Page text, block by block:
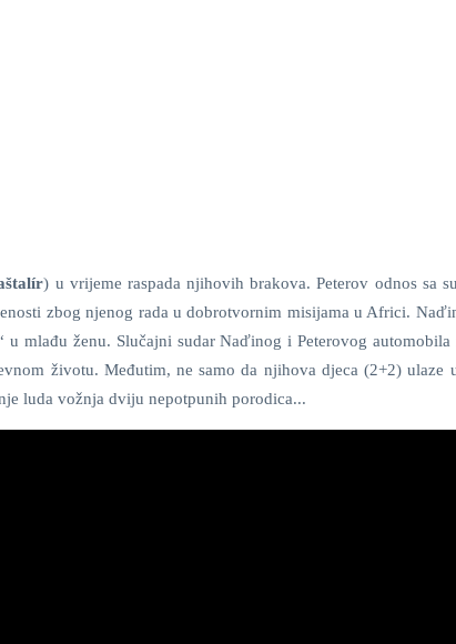
) u vrijeme raspada njihovih brakova. Peterov odnos sa
zbog njenog rada u dobrotvornim misijama u Africi.
u mlađu ženu. Slučajni sudar Naďinog i Peterovog automobila
životu. Međutim, ne samo da njihova djeca (2+2) ulaze
luda vožnja dviju nepotpunih porodica...